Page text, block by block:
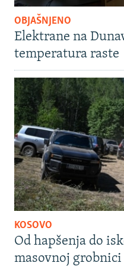
OBJAŠNJENO
Elektrane na
temperatura raste
KOSOVO
Od hapšenja do
masovnoj